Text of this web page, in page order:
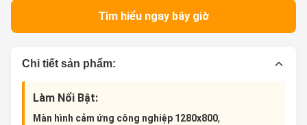
Tìm hiểu ngay bây giờ
Chi tiết sản phẩm:
Làm Nổi Bật:
Màn hình cảm ứng công nghiệp 1280x800,